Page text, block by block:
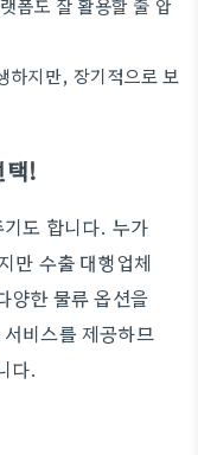
폼도 잘 활용할 줄 압
하지만, 장기적으로 보
택!
도 합니다. 누가
만 수출 대행업체
양한 물류 옵션을
비스를 제공하므
다.